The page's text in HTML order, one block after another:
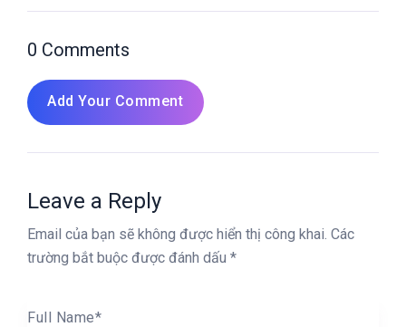
0 Comments
Add Your Comment
Leave a Reply
Email của bạn sẽ không được hiển thị công khai. Các
trường bắt buộc được đánh dấu *
Full Name*